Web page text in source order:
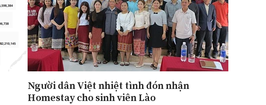
Người dân Việt nhiệt tình đón nhận
Homestay cho sinh viên Lào